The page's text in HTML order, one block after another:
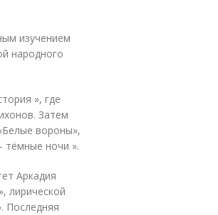
изучением
народного
», где
Затем
вороны»,
тёмные ночи ».
Аркадия
лирической
Последняя